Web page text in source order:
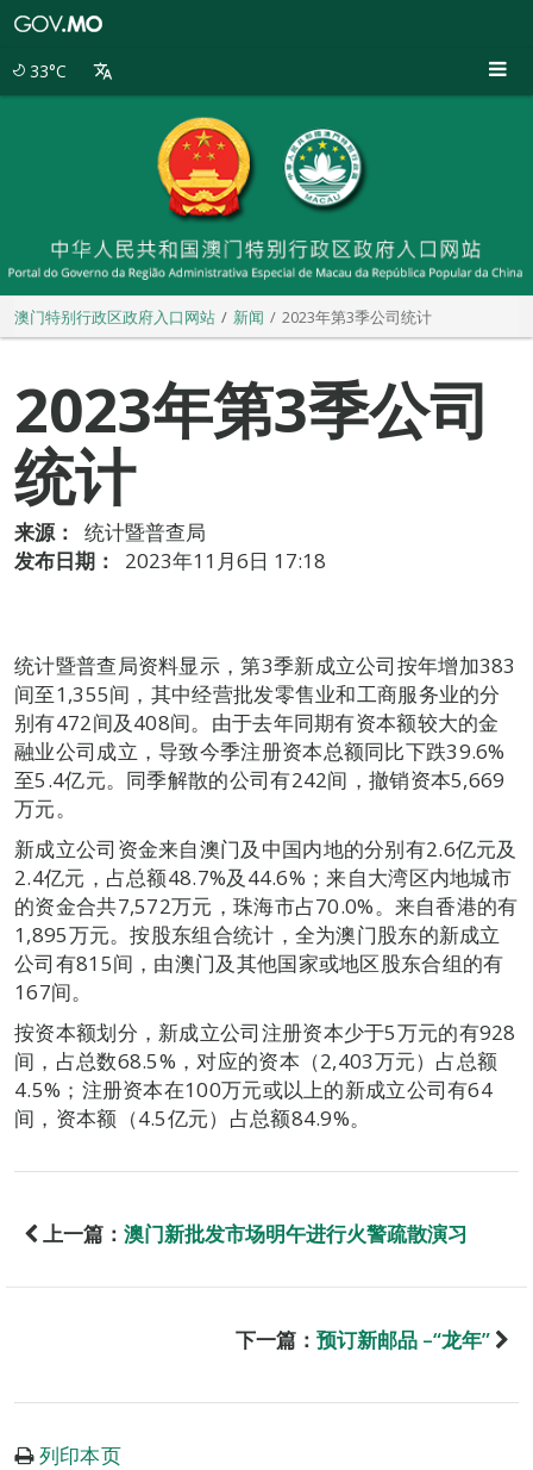
33°C
澳门特别行政区政府入口网站 新闻 2023年第3季公司统计
2023年第3季公司
统计
来源：
统计暨普查局
发布日期：
2023年11月6日 17:18
统计暨普查局资料显示，第3季新成立公司按年增加383
间至1,355间，其中经营批发零售业和工商服务业的分
别有472间及408间。由于去年同期有资本额较大的金
融业公司成立，导致今季注册资本总额同比下跌39.6%
至5.4亿元。同季解散的公司有242间，撤销资本5,669
万元。
新成立公司资金来自澳门及中国内地的分别有2.6亿元及
2.4亿元，占总额48.7%及44.6%；来自大湾区内地城市
的资金合共7,572万元，珠海市占70.0%。来自香港的有
1,895万元。按股东组合统计，全为澳门股东的新成立
公司有815间，由澳门及其他国家或地区股东合组的有
167间。
按资本额划分，新成立公司注册资本少于5万元的有928
间，占总数68.5%，对应的资本（2,403万元）占总额
4.5%；注册资本在100万元或以上的新成立公司有64
间，资本额（4.5亿元）占总额84.9%。
上一篇： 澳门新批发市场明午进行火警疏散演习
下一篇： 预订新邮品 –“龙年”
列印本页